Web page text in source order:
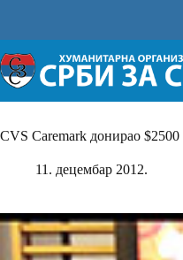
CVS Caremark донирао $2500
11. децембар 2012.